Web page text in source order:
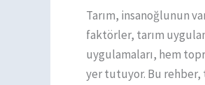
Tarım, insanoğlunun
faktörler, tarım
uygulamaları, hem
yer tutuyor. Bu rehber,